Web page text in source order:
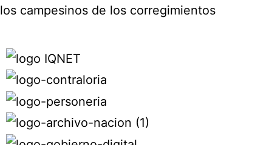
los campesinos de los corregimientos